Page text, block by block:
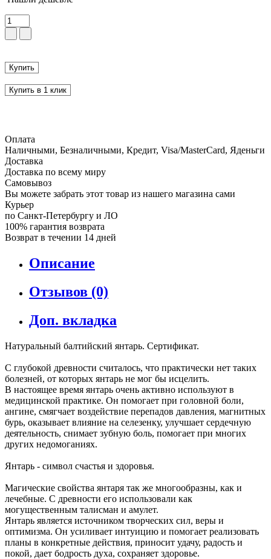
Купить
Купить в 1 клик
Оплата
Наличными, Безналичными, Кредит, Visa/MasterCard, Яденьги
Доставка
Доставка по всему миру
Самовывоз
Вы можете забрать этот товар из нашего магазина сами
Курьер
по Санкт-Петербургу и ЛО
100% гарантия возврата
Возврат в течении 14 дней
Описание
Отзывов (0)
Доп. вкладка
Натуральный балтийский янтарь. Сертификат.
С глубокой древности считалось, что практически нет таких
болезней, от которых янтарь не мог бы исцелить.
В настоящее время янтарь очень активно используют в
медицинской практике. Он помогает при головной боли,
ангине, смягчает воздействие перепадов давления, магнитных
бурь, оказывает влияние на селезенку, улучшает сердечную
деятельность, снимает зубную боль, помогает при многих
других недомоганиях.
Янтарь - символ счастья и здоровья.
Магические свойства янтаря так же многообразны, как и
лечебные. С древности его использовали как
могущественным талисман и амулет.
Янтарь является источником творческих сил, веры и
оптимизма. Он усиливает интуицию и помогает реализовать
планы в конкретные действия, приносит удачу, радость и
покой, дает бодрость духа, сохраняет здоровье.